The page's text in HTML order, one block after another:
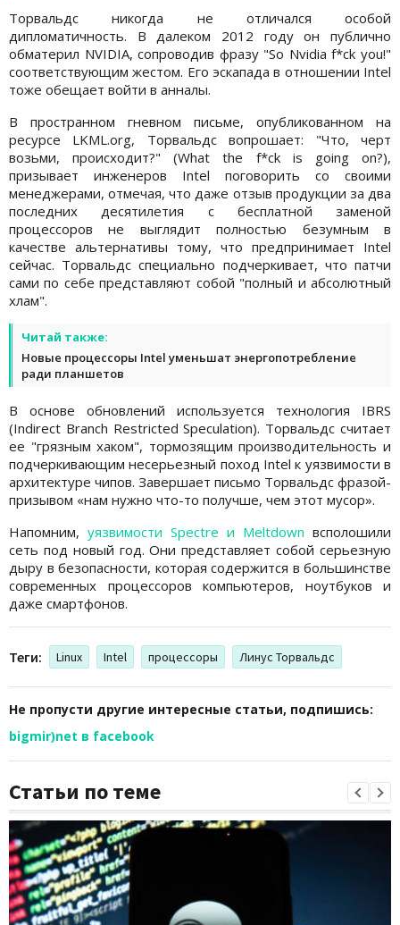
Торвальдс никогда не отличался особой
дипломатичность. В далеком 2012 году он публично
обматерил NVIDIA, сопроводив фразу "So Nvidia f*ck you!"
соответствующим жестом. Его эскапада в отношении Intel
тоже обещает войти в анналы.
В пространном гневном письме, опубликованном на
ресурсе LKML.org, Торвальдс вопрошает: "Что, черт
возьми, происходит?" (What the f*ck is going on?),
призывает инженеров Intel поговорить со своими
менеджерами, отмечая, что даже отзыв продукции за два
последних десятилетия с бесплатной заменой
процессоров не выглядит полностью безумным в
качестве альтернативы тому, что предпринимает Intel
сейчас. Торвальдс специально подчеркивает, что патчи
сами по себе представляют собой "полный и абсолютный
хлам".
Читай также:
Новые процессоры Intel уменьшат энергопотребление
ради планшетов
В основе обновлений используется технология IBRS
(Indirect Branch Restricted Speculation). Торвальдс считает
ее "грязным хаком", тормозящим производительность и
подчеркивающим несерьезный поход Intel к уязвимости в
архитектуре чипов. Завершает письмо Торвальдс фразой-
призывом «нам нужно что-то получше, чем этот мусор».
Напомним, уязвимости Spectre и Meltdown всполошили
сеть под новый год. Они представляет собой серьезную
дыру в безопасности, которая содержится в большинстве
современных процессоров компьютеров, ноутбуков и
даже смартфонов.
Теги: Linux Intel процессоры Линус Торвальдс
Не пропусти другие интересные статьи, подпишись:
bigmir)net в facebook
Статьи по теме